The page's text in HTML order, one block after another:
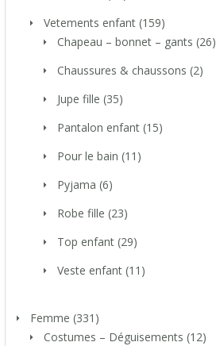
Vetements enfant (159)
Chapeau – bonnet – gants (26)
Chaussures & chaussons (2)
Jupe fille (35)
Pantalon enfant (15)
Pour le bain (11)
Pyjama (6)
Robe fille (23)
Top enfant (29)
Veste enfant (11)
Femme (331)
Costumes – Déguisements (12)